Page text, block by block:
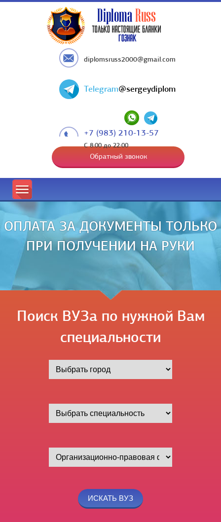
diplomsruss2000@gmail.com
Telegram@sergeydiplom
+7 (983) 210-13-57
С 8:00 до 22:00
Обратный звонок
ОПЛАТА ЗА ДОКУМЕНТЫ ТОЛЬКО
ПРИ ПОЛУЧЕНИИ НА РУКИ
Поиск ВУЗа по нужной Вам
специальности